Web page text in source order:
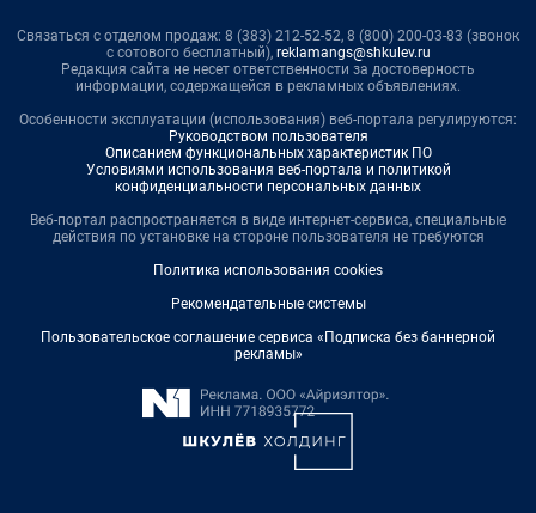
Связаться с отделом продаж: 8 (383) 212-52-52, 8 (800) 200-03-83 (звонок
с сотового бесплатный), reklamangs@shkulev.ru
Редакция сайта не несет ответственности за достоверность
информации, содержащейся в рекламных объявлениях.
Особенности эксплуатации (использования) веб-портала регулируются:
Руководством пользователя
Описанием функциональных характеристик ПО
Условиями использования веб-портала и политикой
конфиденциальности персональных данных
Веб-портал распространяется в виде интернет-сервиса, специальные
действия по установке на стороне пользователя не требуются
Политика использования cookies
Рекомендательные системы
Пользовательское соглашение сервиса «Подписка без баннерной
рекламы»